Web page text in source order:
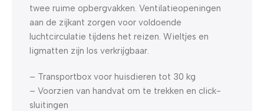
twee ruime opbergvakken. Ventilatieopeningen
aan de zijkant zorgen voor voldoende
luchtcirculatie tijdens het reizen. Wieltjes en
ligmatten zijn los verkrijgbaar.
– Transportbox voor huisdieren tot 30 kg
– Voorzien van handvat om te trekken en click-
sluitingen